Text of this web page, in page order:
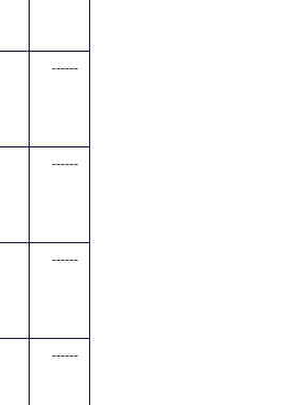
------
------
------
------